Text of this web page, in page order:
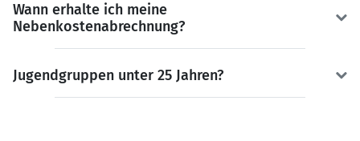
Wann erhalte ich meine
Nebenkostenabrechnung?
Jugendgruppen unter 25 Jahren?